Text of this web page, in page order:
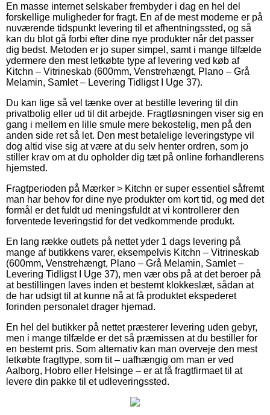
En masse internet selskaber frembyder i dag en hel del
forskellige muligheder for fragt. En af de mest moderne er på
nuværende tidspunkt levering til et afhentningssted, og så
kan du blot gå forbi efter dine nye produkter når det passer
dig bedst. Metoden er jo super simpel, samt i mange tilfælde
ydermere den mest letkøbte type af levering ved køb af
Kitchn – Vitrineskab (600mm, Venstrehængt, Plano – Grå
Melamin, Samlet – Levering Tidligst I Uge 37).
Du kan lige så vel tænke over at bestille levering til din
privatbolig eller ud til dit arbejde. Fragtløsningen viser sig en
gang i mellem en lille smule mere bekostelig, men på den
anden side ret så let. Den mest betalelige leveringstype vil
dog altid vise sig at være at du selv henter ordren, som jo
stiller krav om at du opholder dig tæt på online forhandlerens
hjemsted.
Fragtperioden på Mærker > Kitchn er super essentiel såfremt
man har behov for dine nye produkter om kort tid, og med det
formål er det fuldt ud meningsfuldt at vi kontrollerer den
forventede leveringstid for det vedkommende produkt.
En lang række outlets på nettet yder 1 dags levering på
mange af butikkens varer, eksempelvis Kitchn – Vitrineskab
(600mm, Venstrehængt, Plano – Grå Melamin, Samlet –
Levering Tidligst I Uge 37), men vær obs på at det beroer på
at bestillingen laves inden et bestemt klokkeslæt, sådan at
de har udsigt til at kunne nå at få produktet ekspederet
forinden personalet drager hjemad.
En hel del butikker på nettet præsterer levering uden gebyr,
men i mange tilfælde er det så præmissen at du bestiller for
en bestemt pris. Som alternativ kan man overveje den mest
letkøbte fragttype, som tit – uafhængig om man er ved
Aalborg, Hobro eller Helsinge – er at få fragtfirmaet til at
levere din pakke til et udleveringssted.